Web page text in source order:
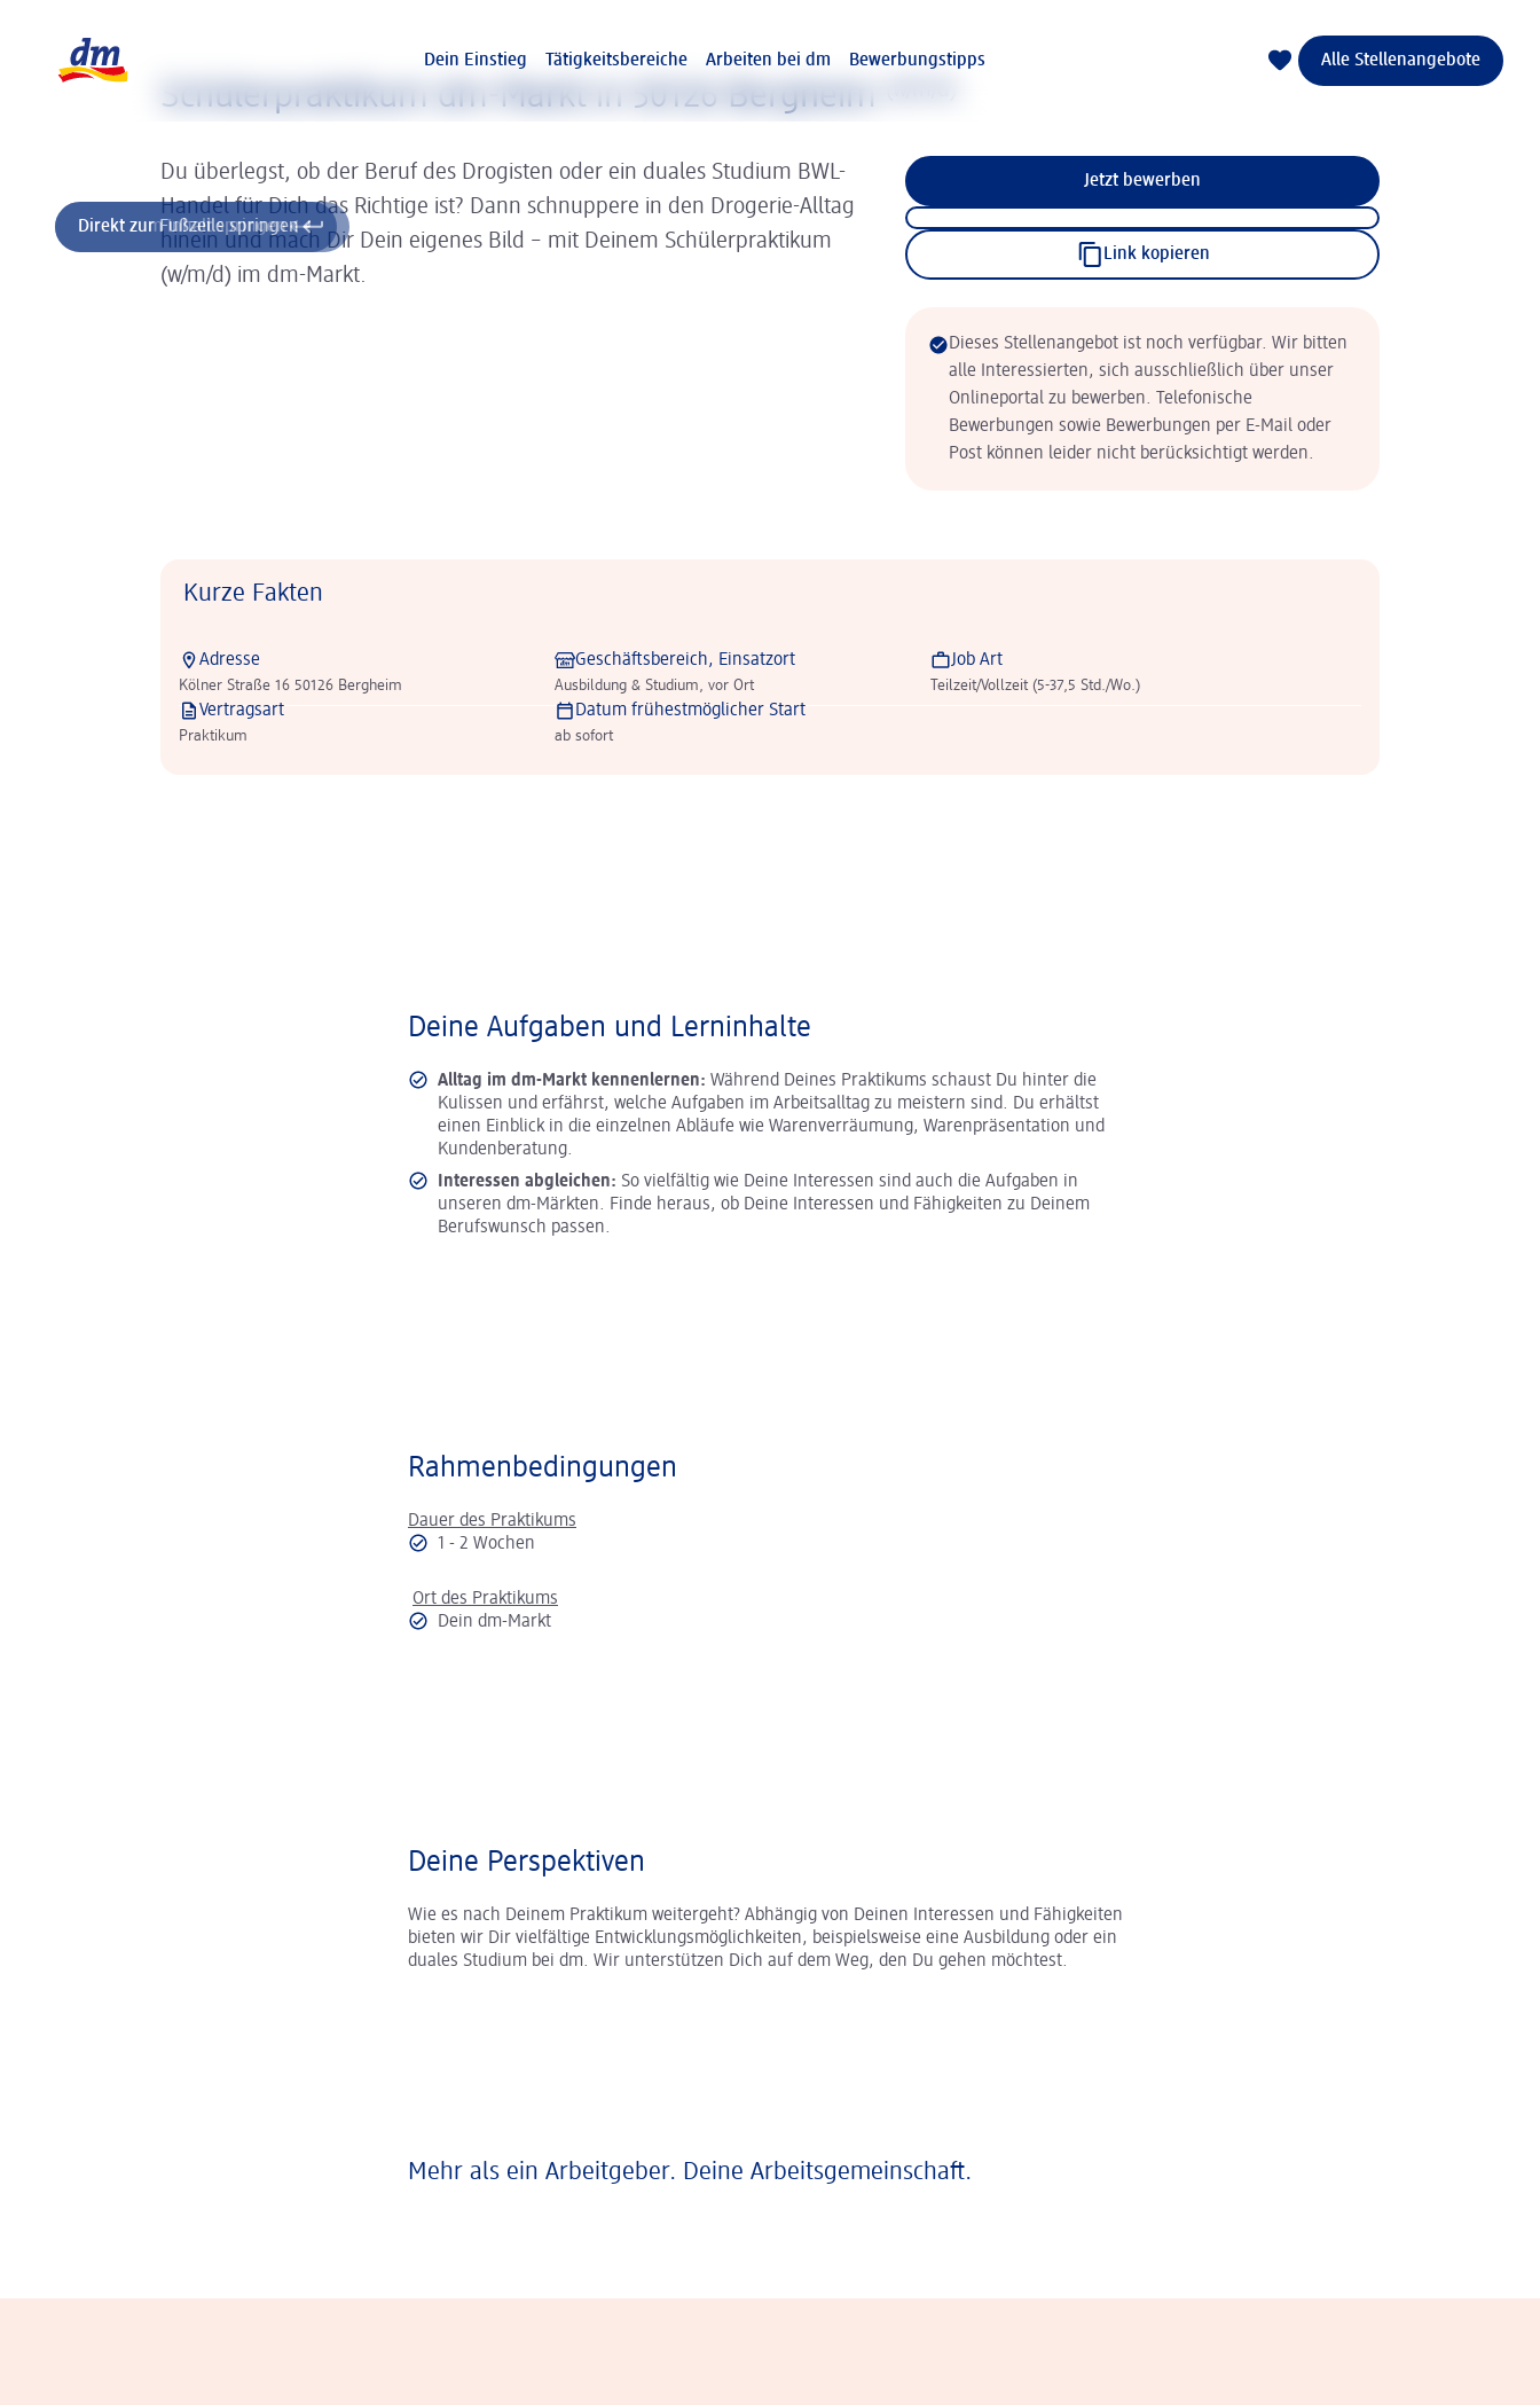
Direkt zum Inhalt springen
Direkt zur Fußzeile springen
Dein Einstieg
Tätigkeitsbereiche Arbeiten bei dm Bewerbungstipps Alle Stellenangebote
Schülerpraktikum dm-Markt in 50126 Bergheim
Du überlegst, ob der Beruf des Drogisten oder ein duales Studium BWL-
Handel für Dich das Richtige ist? Dann schnuppere in den Drogerie-Alltag
hinein und mach Dir Dein eigenes Bild – mit Deinem Schülerpraktikum
(w/m/d) im dm-Markt.
Jetzt bewerben
Link kopieren
Dieses Stellenangebot ist noch verfügbar. Wir bitten
alle Interessierten, sich ausschließlich über unser
Onlineportal zu bewerben. Telefonische
Bewerbungen sowie Bewerbungen per E-Mail oder
Post können leider nicht berücksichtigt werden.
Kurze Fakten
Adresse
Kölner Straße 16 50126 Bergheim
Geschäftsbereich, Einsatzort
Ausbildung & Studium, vor Ort
Job Art
Teilzeit/Vollzeit (5-37,5 Std./Wo.)
Vertragsart
Praktikum
Datum frühestmöglicher Start
ab sofort
Deine Aufgaben und Lerninhalte
Alltag im dm-Markt kennenlernen: Während Deines Praktikums schaust Du hinter die
Kulissen und erfährst, welche Aufgaben im Arbeitsalltag zu meistern sind. Du erhältst
einen Einblick in die einzelnen Abläufe wie Warenverräumung, Warenpräsentation und
Kundenberatung.
Interessen abgleichen: So vielfältig wie Deine Interessen sind auch die Aufgaben in
unseren dm-Märkten. Finde heraus, ob Deine Interessen und Fähigkeiten zu Deinem
Berufswunsch passen.
Rahmenbedingungen
Dauer des Praktikums
1 - 2 Wochen
Ort des Praktikums
Dein dm-Markt
Deine Perspektiven
Wie es nach Deinem Praktikum weitergeht? Abhängig von Deinen Interessen und Fähigkeiten
bieten wir Dir vielfältige Entwicklungsmöglichkeiten, beispielsweise eine Ausbildung oder ein
duales Studium bei dm. Wir unterstützen Dich auf dem Weg, den Du gehen möchtest.
Mehr als ein Arbeitgeber. Deine Arbeitsgemeinschaft.